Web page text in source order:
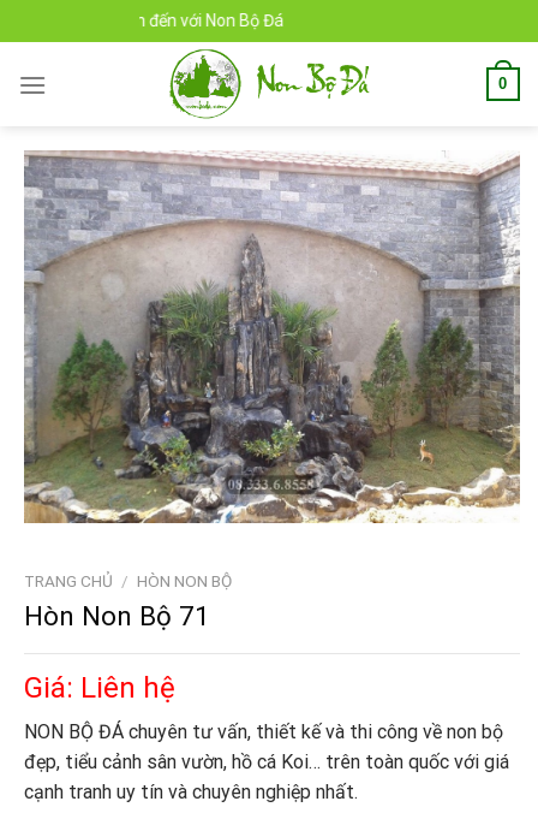
to
content
mừng bạn đến với Non Bộ Đá
0
TRANG CHỦ / HÒN NON BỘ
Hòn Non Bộ 71
Giá: Liên hệ
NON BỘ ĐÁ chuyên tư vấn, thiết kế và thi công về non bộ
đẹp, tiểu cảnh sân vườn, hồ cá Koi… trên toàn quốc với giá
cạnh tranh uy tín và chuyên nghiệp nhất.